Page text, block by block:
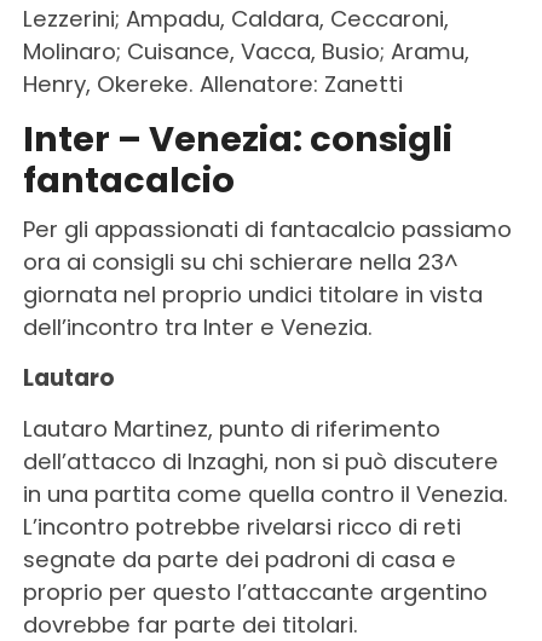
Lezzerini; Ampadu, Caldara, Ceccaroni,
Molinaro; Cuisance, Vacca, Busio; Aramu,
Henry, Okereke. Allenatore: Zanetti
Inter – Venezia: consigli
fantacalcio
Per gli appassionati di fantacalcio passiamo
ora ai consigli su chi schierare nella 23^
giornata nel proprio undici titolare in vista
dell’incontro tra Inter e Venezia.
Lautaro
Lautaro Martinez, punto di riferimento
dell’attacco di Inzaghi, non si può discutere
in una partita come quella contro il Venezia.
L’incontro potrebbe rivelarsi ricco di reti
segnate da parte dei padroni di casa e
proprio per questo l’attaccante argentino
dovrebbe far parte dei titolari.